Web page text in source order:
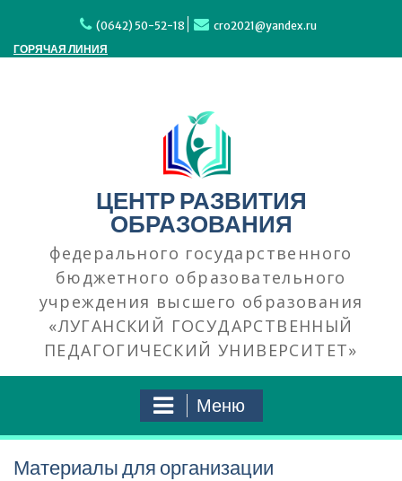
содержимому
(0642) 50-52-18
cro2021@yandex.ru
ГОРЯЧАЯ ЛИНИЯ
ЦЕНТР РАЗВИТИЯ
ОБРАЗОВАНИЯ
федерального государственного
бюджетного образовательного
учреждения высшего образования
«ЛУГАНСКИЙ ГОСУДАРСТВЕННЫЙ
ПЕДАГОГИЧЕСКИЙ УНИВЕРСИТЕТ»
Меню
Материалы для организации